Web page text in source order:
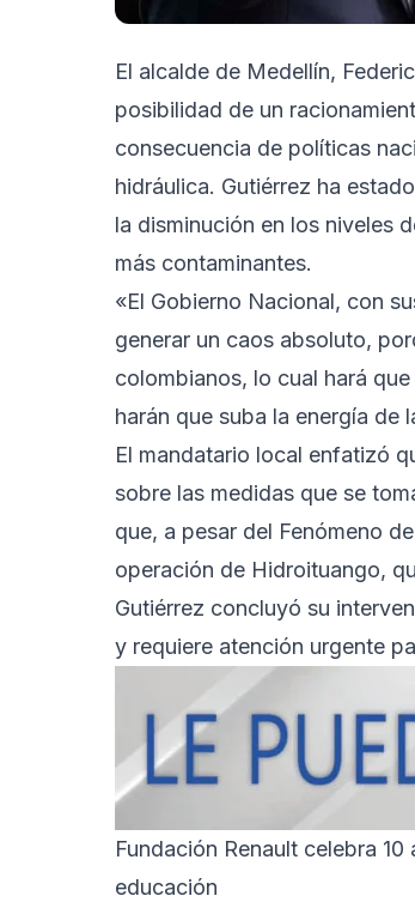
El alcalde de Medellín,
posibilidad de un
consecuencia de políticas
hidráulica. Gutiérrez ha
la disminución en los niveles
más contaminantes.
«El Gobierno Nacional, con
generar un caos absoluto,
colombianos, lo cual hará
harán que suba la energía de
El mandatario local enfatizó
sobre las medidas que se
que, a pesar del Fenómeno
operación de Hidroituango,
Gutiérrez concluyó su
y requiere atención urgente
Fundación Renault celebra
educación